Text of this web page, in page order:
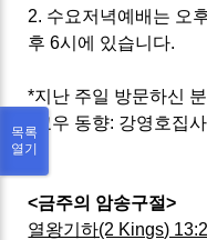
2. 수요저녁예배는 오
후 6시에 있습니다.
*지난 주일 방문하신
*교우 동향: 강영호집
중
<금주의 암송구절>
열왕기하(2 Kings)
목록
열기